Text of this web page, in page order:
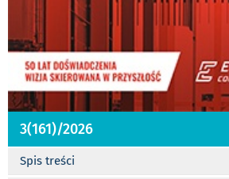
3(161)/2026
Spis treści